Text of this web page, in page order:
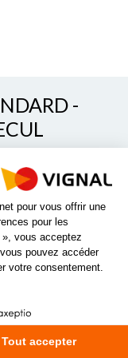
-
agricoles,
... ? Optez
pour vous offrir une
pour les
vous acceptez
pouvez accéder
votre consentement.
Tout accepter